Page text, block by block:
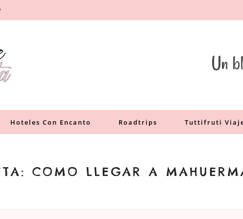
Un
Hoteles Con Encanto Roadtrips Tuttifruti
COMO LLEGAR A